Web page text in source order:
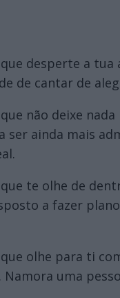
desperte a
de cantar de
não deixe
ser ainda mais
te olhe de
a fazer
olhe para ti
Namora uma